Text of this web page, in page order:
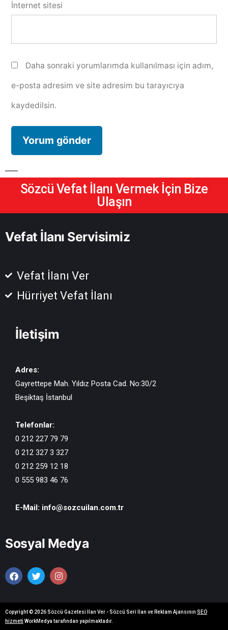
İnternet sitesi
Daha sonraki yorumlarımda kullanılması için adım,
e-posta adresim ve site adresim bu tarayıcıya
kaydedilsin.
Sözcü Vefat İlanı Vermek İçin Bize
Ulaşın
Vefat İlanı Servisimiz
Vefat İlanı Ver
Hürriyet Vefat İlanı
İletişim
Adres:
Gayrettepe Mah. Yıldız Posta Cad. No:30/2
Beşiktaş İstanbul
Telefonlar:
0 212 227 79 79
0 212 327 3 327
0 212 259 12 18
0 555 983 46 76
E-Mail: info@sozcuilan.com.tr
Sosyal Medya
Copyright © 2026 Sözcü Gazetesi İlan Ver - Sözcü Seri İlan ve Reklam Ajansının SEO
hizmeti WorkMedya tarafından yapılmaktadır.